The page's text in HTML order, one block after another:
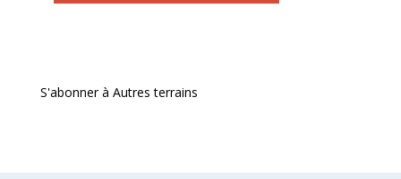
S'abonner à Autres terrains